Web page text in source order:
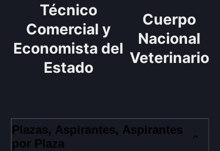
Técnico
Comercial y
Economista del
Estado
Cuerpo
Nacional
Veterinario
Plazas, Aspirantes, Aspirantes
por Plaza